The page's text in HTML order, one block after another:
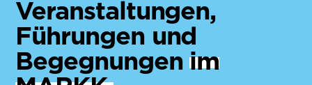
Veranstaltungen,
Führungen und
Begegnungenim